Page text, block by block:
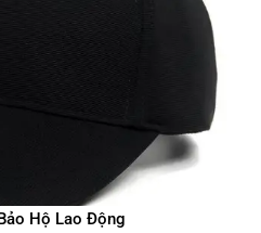
Hộ Lao Động